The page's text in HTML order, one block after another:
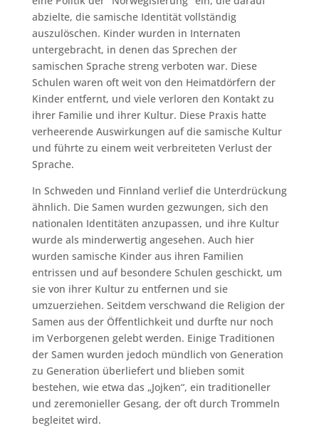
abzielte, die samische Identität vollständig
auszulöschen. Kinder wurden in Internaten
untergebracht, in denen das Sprechen der
samischen Sprache streng verboten war. Diese
Schulen waren oft weit von den Heimatdörfern der
Kinder entfernt, und viele verloren den Kontakt zu
ihrer Familie und ihrer Kultur. Diese Praxis hatte
verheerende Auswirkungen auf die samische Kultur
und führte zu einem weit verbreiteten Verlust der
Sprache.
In Schweden und Finnland verlief die Unterdrückung
ähnlich. Die Samen wurden gezwungen, sich den
nationalen Identitäten anzupassen, und ihre Kultur
wurde als minderwertig angesehen. Auch hier
wurden samische Kinder aus ihren Familien
entrissen und auf besondere Schulen geschickt, um
sie von ihrer Kultur zu entfernen und sie
umzuerziehen. Seitdem verschwand die Religion der
Samen aus der Öffentlichkeit und durfte nur noch
im Verborgenen gelebt werden. Einige Traditionen
der Samen wurden jedoch mündlich von Generation
zu Generation überliefert und blieben somit
bestehen, wie etwa das „Jojken“, ein traditioneller
und zeremonieller Gesang, der oft durch Trommeln
begleitet wird.